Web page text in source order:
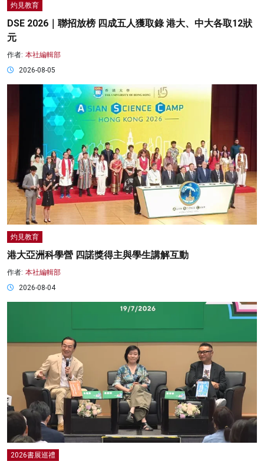
灼見教育
DSE 2026｜聯招放榜 四成五人獲取錄 港大、中大各取12狀
元
作者: 本社編輯部
2026-08-05
灼見教育
港大亞洲科學營 四諾獎得主與學生講解互動
作者: 本社編輯部
2026-08-04
2026書展巡禮